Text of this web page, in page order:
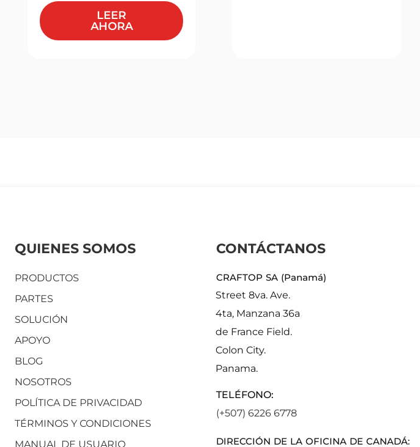
LEER
AHORA
QUIENES SOMOS
PRODUCTOS
PARTES
SOLUCIÓN
APOYO
BLOG
NOSOTROS
POLÍTICA DE PRIVACIDAD
TÉRMINOS Y CONDICIONES
MANUAL DE USUARIO
CONTÁCTANOS
CRAFTOP SA (Panamá)
Street 8va. Ave.
4ta, Manzana 36a
de France Field.
Colon City.
Panama.
TELÉFONO:
(+507) 6226 6778
DIRECCIÓN DE LA OFICINA DE CANADÁ: